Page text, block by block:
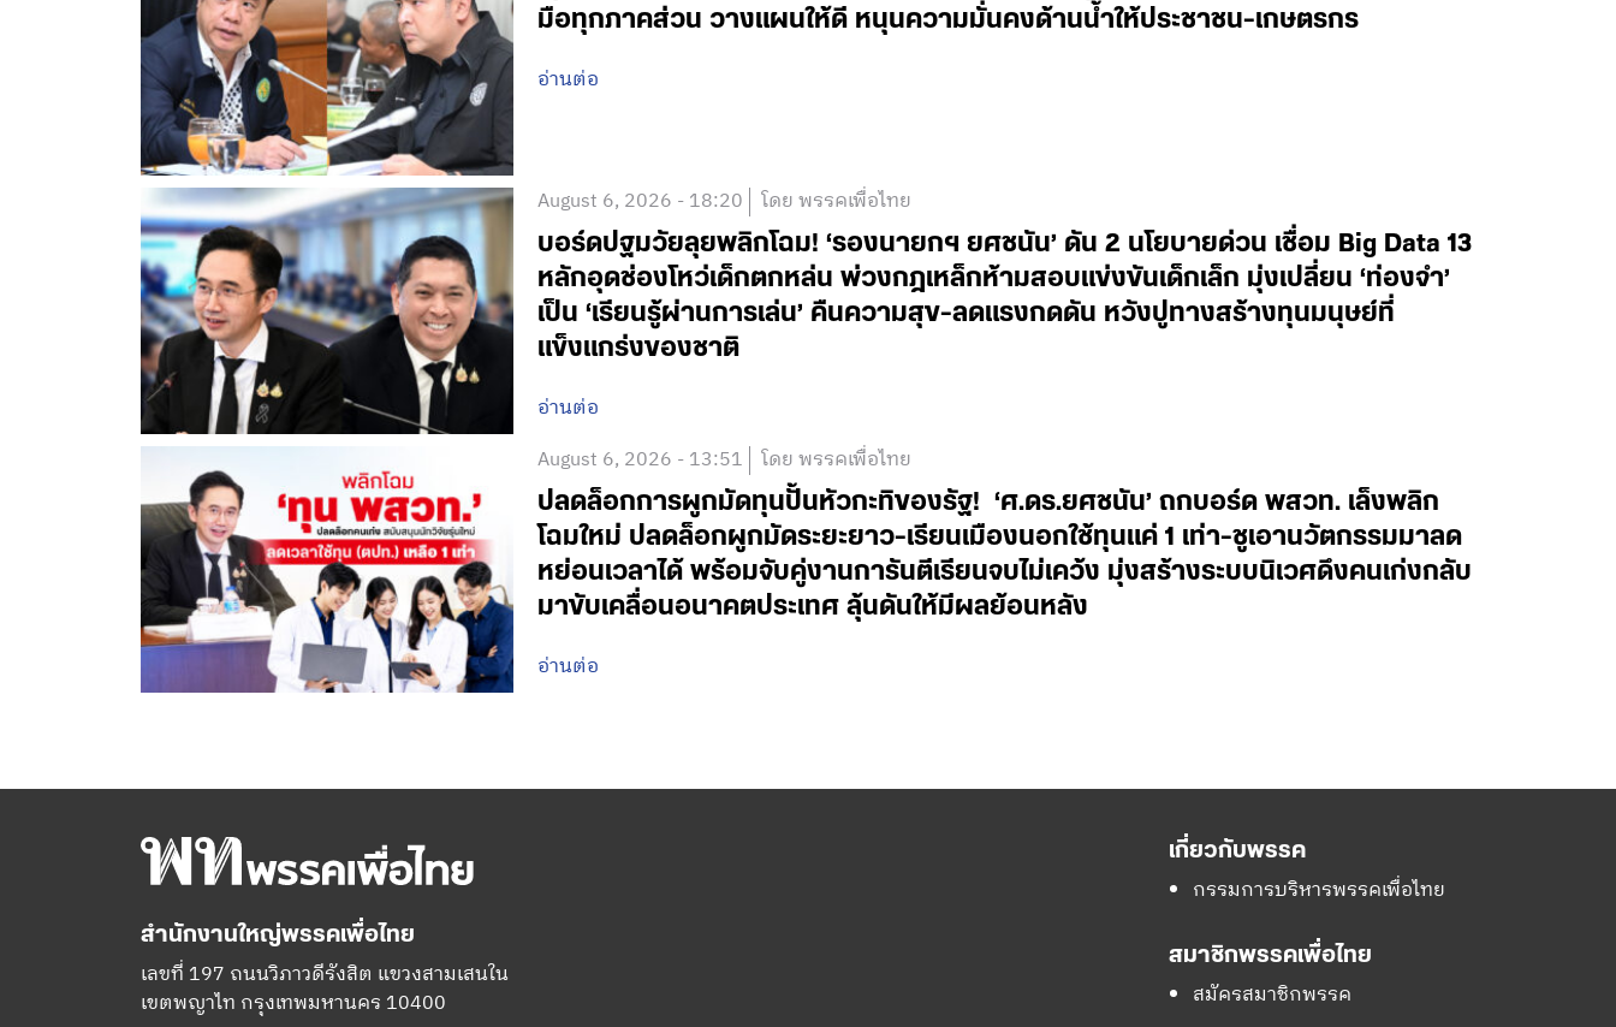
มือทุกภาคส่วน วางแผนให้ดี หนุนความมั่นคงด้านน้ำให้ประชาชน-เกษตรกร
อ่านต่อ
August 6, 2026 - 18:20 โดย พรรคเพื่อไทย
บอร์ดปฐมวัยลุยพลิกโฉม! ‘รองนายกฯ ยศชนัน’ ดัน 2 นโยบายด่วน เชื่อม Big Data 13
หลักอุดช่องโหว่เด็กตกหล่น พ่วงกฎเหล็กห้ามสอบแข่งขันเด็กเล็ก มุ่งเปลี่ยน ‘ท่องจำ’
เป็น ‘เรียนรู้ผ่านการเล่น’ คืนความสุข-ลดแรงกดดัน หวังปูทางสร้างทุนมนุษย์ที่
แข็งแกร่งของชาติ
อ่านต่อ
August 6, 2026 - 13:51 โดย พรรคเพื่อไทย
ปลดล็อกการผูกมัดทุนปั้นหัวกะทิของรัฐ! ‘ศ.ดร.ยศชนัน’ ถกบอร์ด พสวท. เล็งพลิก
โฉมใหม่ ปลดล็อกผูกมัดระยะยาว-เรียนเมืองนอกใช้ทุนแค่ 1 เท่า-ชูเอานวัตกรรมมาลด
หย่อนเวลาได้ พร้อมจับคู่งานการันตีเรียนจบไม่เคว้ง มุ่งสร้างระบบนิเวศดึงคนเก่งกลับ
มาขับเคลื่อนอนาคตประเทศ ลุ้นดันให้มีผลย้อนหลัง
อ่านต่อ
สำนักงานใหญ่พรรคเพื่อไทย
เลขที่ 197 ถนนวิภาวดีรังสิต แขวงสามเสนใน
เขตพญาไท กรุงเทพมหานคร 10400
เกี่ยวกับพรรค
กรรมการบริหารพรรคเพื่อไทย
สมาชิกพรรคเพื่อไทย
สมัครสมาชิกพรรค